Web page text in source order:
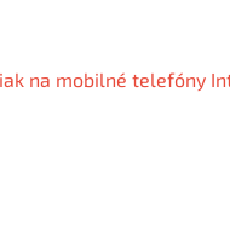
na mobilné telefóny